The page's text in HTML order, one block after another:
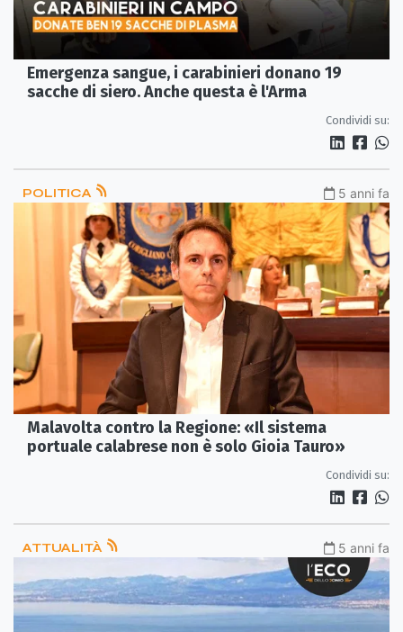
Emergenza sangue, i carabinieri donano 19
sacche di siero. Anche questa è l'Arma
Condividi su:
POLITICA 5 anni fa
Malavolta contro la Regione: «Il sistema
portuale calabrese non è solo Gioia Tauro»
Condividi su:
ATTUALITÀ 5 anni fa